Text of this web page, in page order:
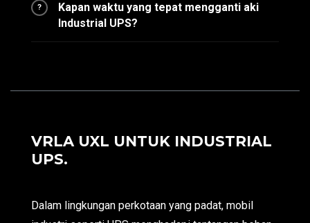
?
Kapan waktu yang tepat mengganti aki
Industrial UPS?
VRLA UXL UNTUK INDUSTRIAL
UPS.
Dalam lingkungan perkotaan yang padat, mobil